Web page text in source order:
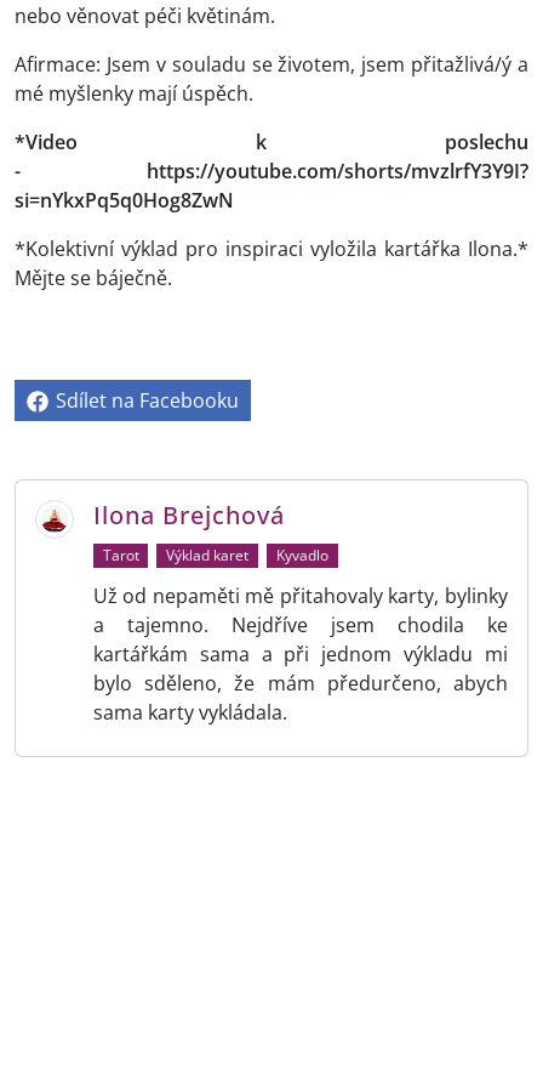
nebo věnovat péči květinám.
Afirmace: Jsem v souladu se životem, jsem přitažlivá/ý a
mé myšlenky mají úspěch.
*Video k poslechu
- https://youtube.com/shorts/mvzlrfY3Y9I?
si=nYkxPq5q0Hog8ZwN
*Kolektivní výklad pro inspiraci vyložila kartářka Ilona.*
Mějte se báječně.
Sdílet na Facebooku
Ilona Brejchová
Tarot Výklad karet Kyvadlo
Už od nepaměti mě přitahovaly karty, bylinky
a tajemno. Nejdříve jsem chodila ke
kartářkám sama a při jednom výkladu mi
bylo sděleno, že mám předurčeno, abych
sama karty vykládala.